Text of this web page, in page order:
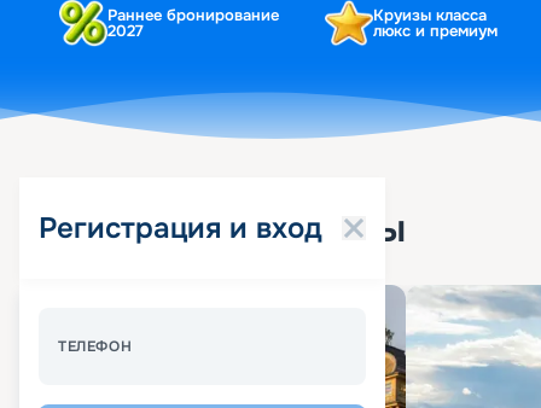
Раннее бронирование
2027
Круизы класса
люкс и премиум
Регистрация и вход
ТЕЛЕФОН
Популярные круизы